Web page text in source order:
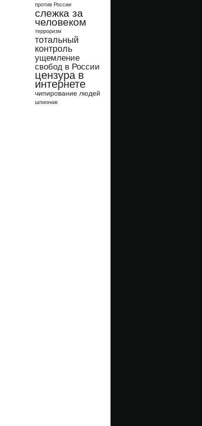
против России
слежка за
человеком
терроризм
тотальный
контроль
ущемление
свобод в России
цензура в
интернете
чипирование людей
шпионаж